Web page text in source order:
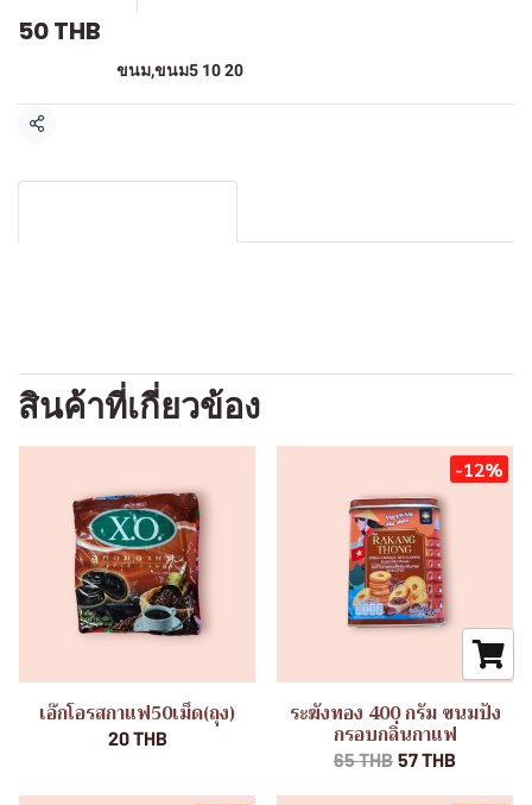
50 THB
ขนม,ขนม5 10 20
แชร์
สินค้าที่เกี่ยวข้อง
เอ๊กโอรสกาแฟ50เม็ด(ถุง)
20 THB
-12%
ระฆังทอง 400 กรัม ขนมปัง
กรอบกลิ่นกาแฟ
65 THB 57 THB